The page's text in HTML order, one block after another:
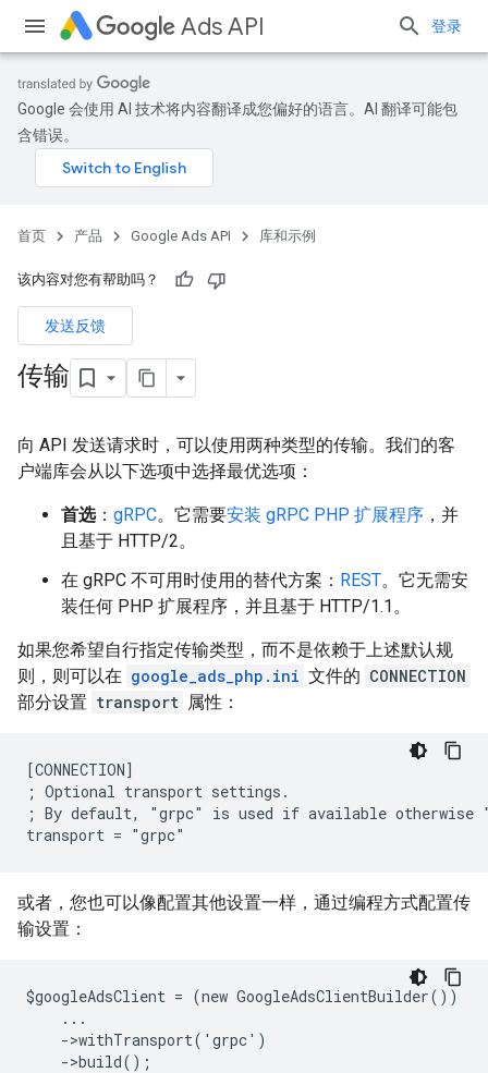
Ads API 登录
Google 会使用 AI 技术将内容翻译成您偏好的语言。AI 翻译可能包
含错误。
首页 产品 Google Ads API 库和示例
该内容对您有帮助吗？
发送反馈
传输
向 API 发送请求时，可以使用两种类型的传输。我们的客
户端库会从以下选项中选择最优选项：
首选： gRPC。它需要安装 gRPC PHP 扩展程序 ，并
且基于 HTTP/2。
在 gRPC 不可用时使用的替代方案： REST。它无需安
装任何 PHP 扩展程序，并且基于 HTTP/1.1。
如果您希望自行指定传输类型，而不是依赖于上述默认规
则，则可以在 google_ads_php.ini 文件的 CONNECTION
部分设置 transport 属性：
[CONNECTION]
; Optional transport settings.
; By default, "grpc" is used if available otherwise
transport = "grpc"
或者，您也可以像配置其他设置一样，通过编程方式配置传
输设置：
$googleAdsClient = (new GoogleAdsClientBuilder())
    ...
    ->withTransport('grpc')
    ->build();